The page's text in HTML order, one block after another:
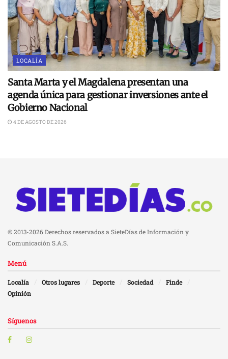
LOCALÍA
Santa Marta y el Magdalena presentan una
agenda única para gestionar inversiones ante el
Gobierno Nacional
4 DE AGOSTO DE 2026
© 2013-2026 Derechos reservados a SieteDías de Información y
Comunicación S.A.S.
Menú
Localía Otros lugares Deporte Sociedad
Finde
Opinión
Síguenos